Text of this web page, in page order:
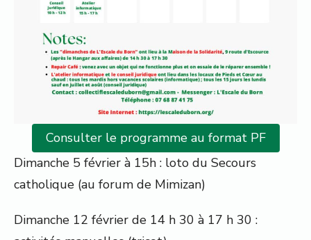
Consulter le programme au format PF
Dimanche 5 février à 15h : loto du Secours
catholique (au forum de Mimizan)
Dimanche 12 février de 14 h 30 à 17 h 30 :